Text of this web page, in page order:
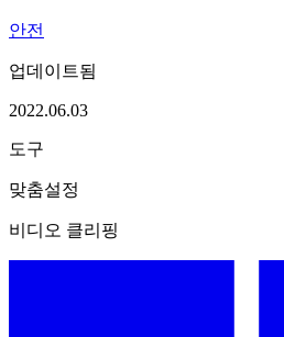
안전
업데이트됨
2022.06.03
도구
맞춤설정
비디오 클리핑